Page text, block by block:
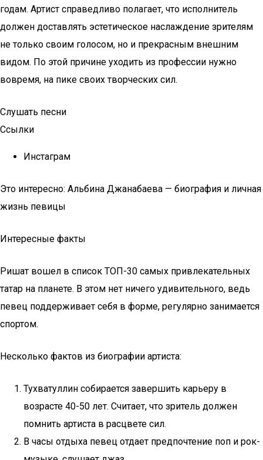
годам. Артист справедливо полагает, что исполнитель
должен доставлять эстетическое наслаждение зрителям
не только своим голосом, но и прекрасным внешним
видом. По этой причине уходить из профессии нужно
вовремя, на пике своих творческих сил.
Слушать песни
Ссылки
Инстаграм
Это интересно: Альбина Джанабаева — биография и личная
жизнь певицы
Интересные факты
Ришат вошел в список ТОП-30 самых привлекательных
татар на планете. В этом нет ничего удивительного, ведь
певец поддерживает себя в форме, регулярно занимается
спортом.
Несколько фактов из биографии артиста:
Тухватуллин собирается завершить карьеру в
возрасте 40-50 лет. Считает, что зритель должен
помнить артиста в расцвете сил.
В часы отдыха певец отдает предпочтение поп и рок-